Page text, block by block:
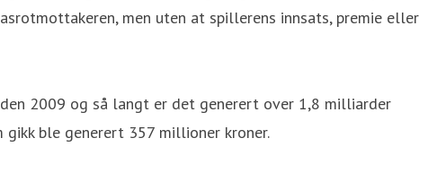
men uten at spillerens innsats, premie eller
2009 og så langt er det generert over 1,8 milliarder
ble generert 357 millioner kroner.